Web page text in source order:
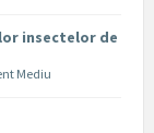
insectelor de
Mediu